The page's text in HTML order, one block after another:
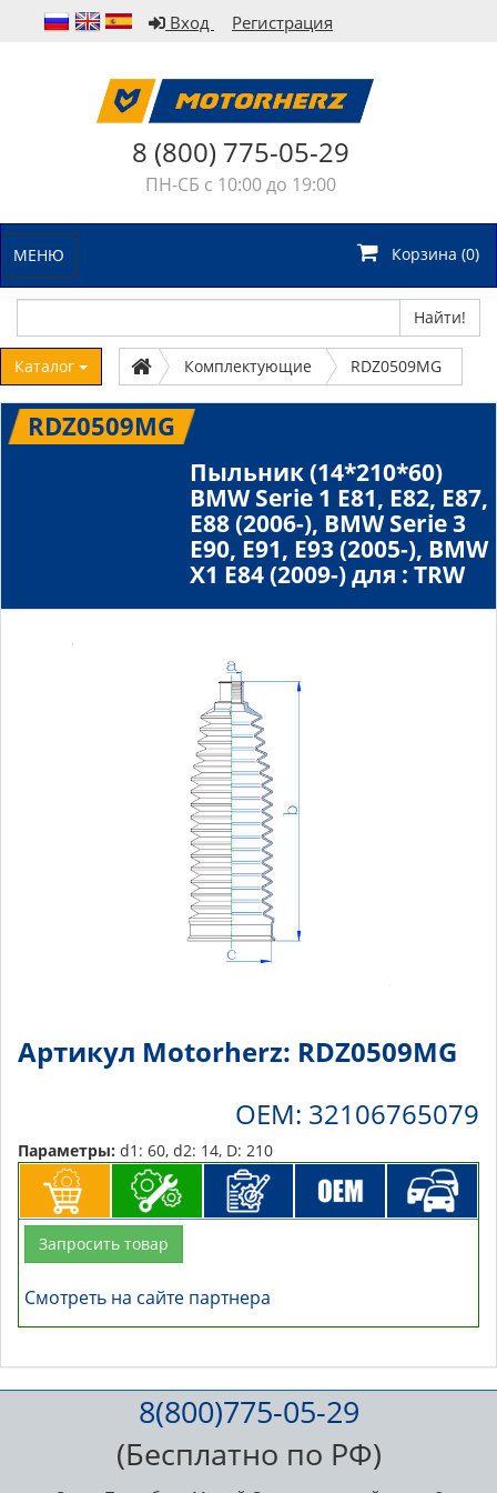
Вход Регистрация
8 (800) 775-05-29
ПН-СБ с 10:00 до 19:00
МЕНЮ Корзина (0)
Найти!
Каталог Комплектующие RDZ0509MG
RDZ0509MG
Пыльник (14*210*60)
BMW Serie 1 E81, E82, E87,
E88 (2006-), BMW Serie 3
E90, E91, E93 (2005-), BMW
X1 E84 (2009-) для : TRW
Артикул Motorherz: RDZ0509MG
OEM: 32106765079
Параметры: d1: 60, d2: 14, D: 210
Запросить товар
Смотреть на сайте партнера
8(800)775-05-29
(Бесплатно по РФ)